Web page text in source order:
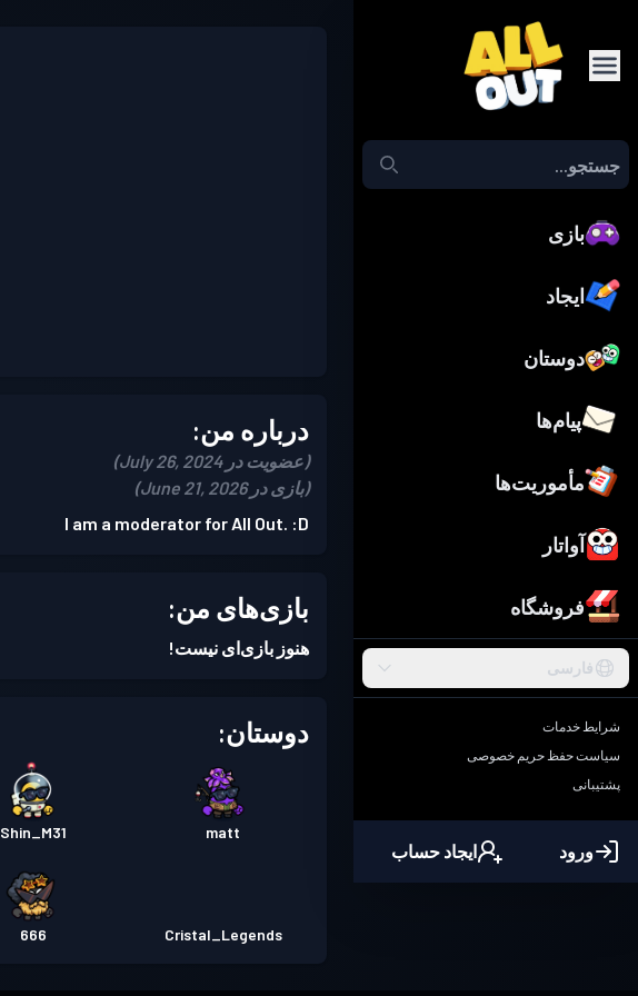
بازی
ایجاد
دوستان
پیام‌ها
مأموریت‌ها
آواتار
فروشگاه
فارسی
شرایط خدمات
سیاست حفظ حریم خصوصی
پشتیبانی
ورود ایجاد حساب
درباره من:
(عضویت در July 26, 2024)
(بازی در June 21, 2026)
I am a moderator for All Out. :D
بازی‌های من:
هنوز بازی‌ای نیست!
دوستان:
matt
Shin_M31
Cristal_Legends
666